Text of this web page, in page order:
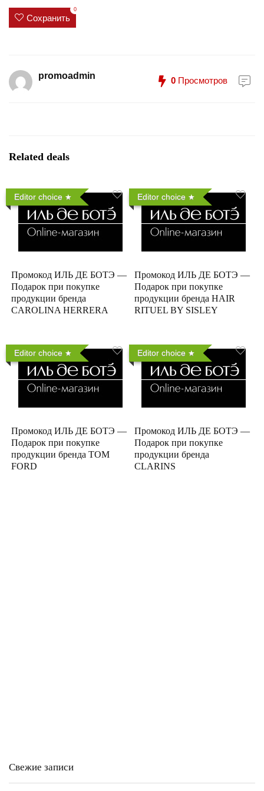
Сохранить
0
promoadmin 0 Просмотров
Related deals
Editor choice
Промокод ИЛЬ ДЕ БОТЭ —
Подарок при покупке
продукции бренда
CAROLINA HERRERA
Editor choice
Промокод ИЛЬ ДЕ БОТЭ —
Подарок при покупке
продукции бренда HAIR
RITUEL BY SISLEY
Editor choice
Промокод ИЛЬ ДЕ БОТЭ —
Подарок при покупке
продукции бренда TOM
FORD
Editor choice
Промокод ИЛЬ ДЕ БОТЭ —
Подарок при покупке
продукции бренда
CLARINS
Свежие записи